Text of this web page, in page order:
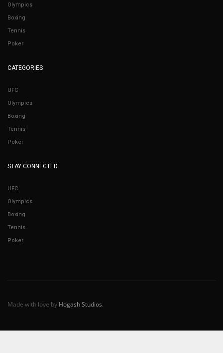
Olympics
Boxing
Tennis
Poker
CATEGORIES
UFC
Olympics
Boxing
Tennis
Poker
STAY CONNECTED
UFC
Olympics
Boxing
Tennis
Poker
Made with love by Hogash Studios.